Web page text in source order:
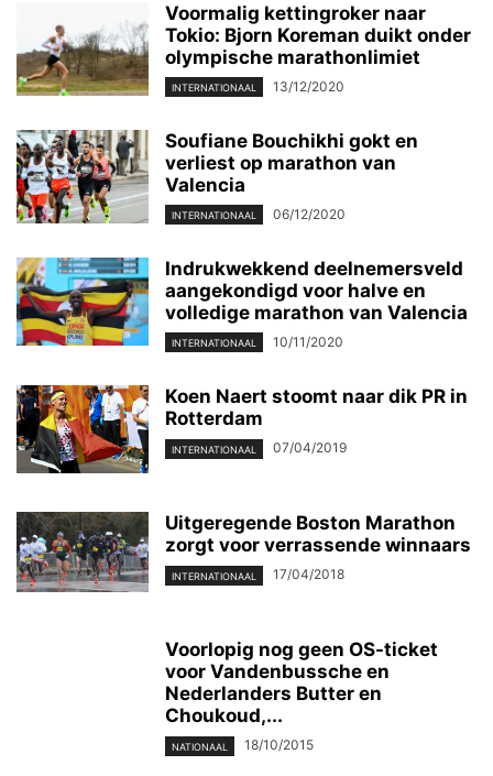
Voormalig kettingroker naar
Tokio: Bjorn Koreman duikt onder
olympische marathonlimiet
INTERNATIONAAL 13/12/2020
Soufiane Bouchikhi gokt en
verliest op marathon van
Valencia
INTERNATIONAAL 06/12/2020
Indrukwekkend deelnemersveld
aangekondigd voor halve en
volledige marathon van Valencia
INTERNATIONAAL 10/11/2020
Koen Naert stoomt naar dik PR in
Rotterdam
INTERNATIONAAL 07/04/2019
Uitgeregende Boston Marathon
zorgt voor verrassende winnaars
INTERNATIONAAL 17/04/2018
Voorlopig nog geen OS-ticket
voor Vandenbussche en
Nederlanders Butter en
Choukoud,...
NATIONAAL 18/10/2015